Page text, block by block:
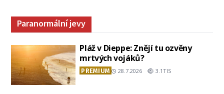
Paranormální jevy
Pláž v Dieppe: Znějí tu ozvěny
mrtvých vojáků?
PREMIUM 28.7.2026 3.1TIS